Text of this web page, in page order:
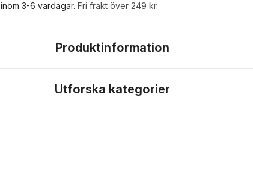
inom 3-6 vardagar. Fri frakt över 249 kr.
Produktinformation
Utforska kategorier